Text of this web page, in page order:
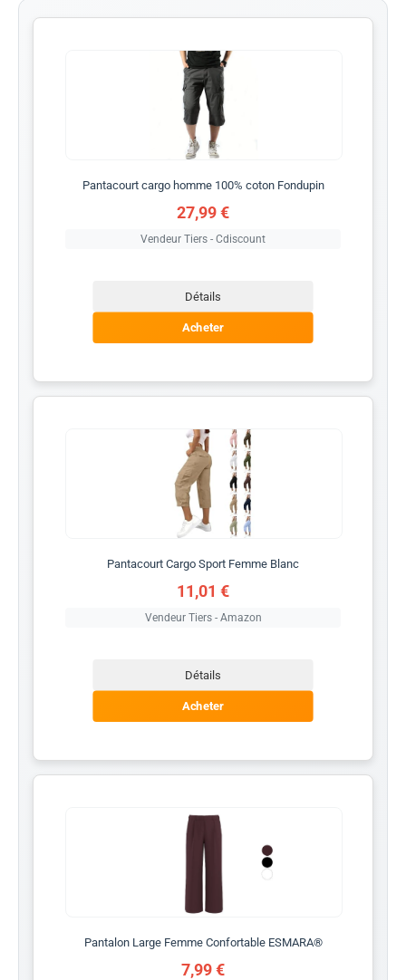
Pantacourt cargo homme 100% coton Fondupin
27,99 €
Vendeur Tiers - Cdiscount
Détails
Acheter
Pantacourt Cargo Sport Femme Blanc
11,01 €
Vendeur Tiers - Amazon
Détails
Acheter
Pantalon Large Femme Confortable ESMARA®
7,99 €